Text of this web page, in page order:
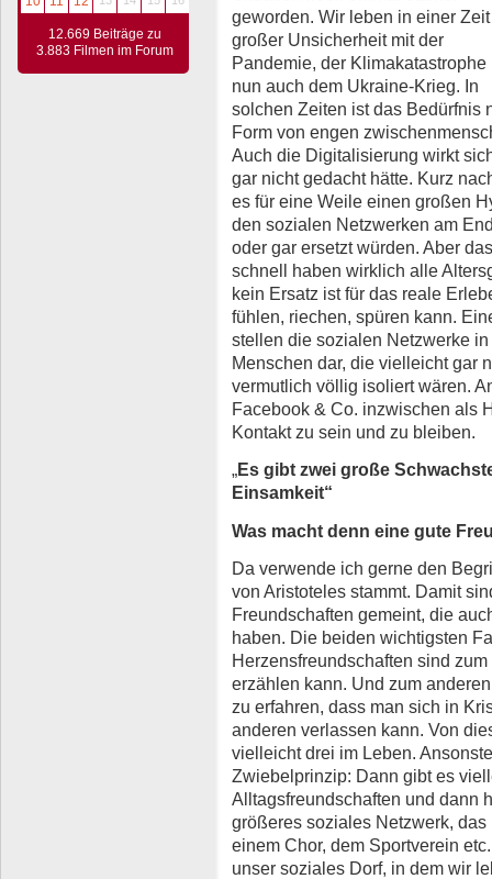
12.669 Beiträge zu
3.883 Filmen im Forum
geworden. Wir leben in einer Zeit
großer Unsicherheit mit der
Pandemie, der Klimakatastrophe
nun auch dem Ukraine-Krieg. In
solchen Zeiten ist das Bedürfnis
Form von engen
Auch die Digitalisierung wirkt
gar nicht gedacht hätte. Kurz
es für eine Weile einen großen
den sozialen Netzwerken am
oder gar ersetzt würden. Aber
schnell haben wirklich alle
kein Ersatz ist für das reale
fühlen, riechen, spüren kann.
stellen die sozialen Netzwerke
Menschen dar, die vielleicht gar
vermutlich völlig isoliert wären.
Facebook & Co. inzwischen als
Kontakt zu sein und zu bleiben.
„Es gibt zwei große
Einsamkeit“
Was macht denn eine gute
Da verwende ich gerne den
von Aristoteles stammt. Damit
Freundschaften gemeint, die
haben. Die beiden wichtigsten
Herzensfreundschaften sind
erzählen kann. Und zum
zu erfahren, dass man sich in
anderen verlassen kann. Von
vielleicht drei im Leben.
Zwiebelprinzip: Dann gibt es
Alltagsfreundschaften und dann
größeres soziales Netzwerk,
einem Chor, dem Sportverein
unser soziales Dorf, in dem wir